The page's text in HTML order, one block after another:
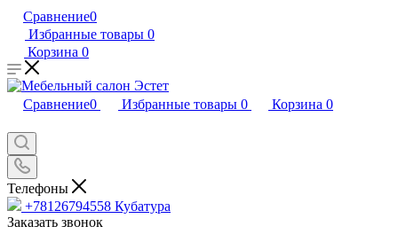
Сравнение0
Избранные товары 0
Корзина 0
Сравнение0 Избранные товары 0 Корзина 0
Телефоны
+78126794558 Кубатура
Заказать звонок